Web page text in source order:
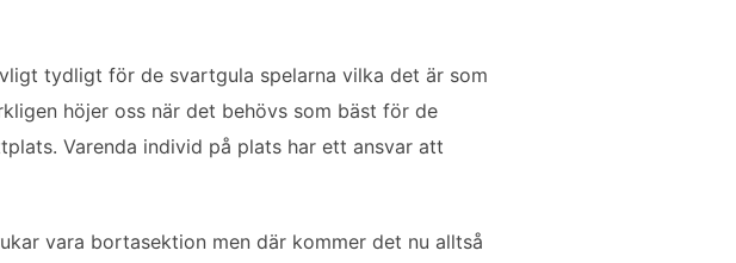
tydligt för de svartgula spelarna vilka det är som
höjer oss när det behövs som bäst för de
Varenda individ på plats har ett ansvar att
vara bortasektion men där kommer det nu alltså